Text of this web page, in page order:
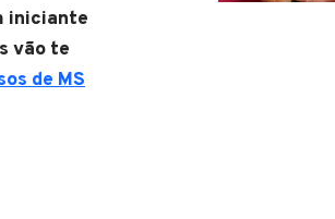
iniciante
vão te
de MS